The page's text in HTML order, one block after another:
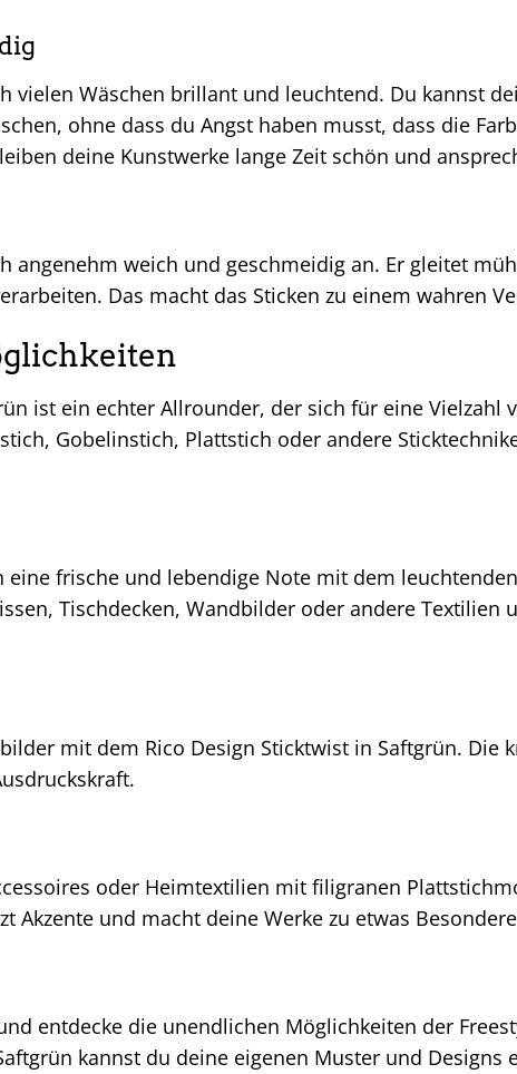
vielen Wäschen brillant und leuchtend. Du kannst
ohne dass du Angst haben musst, dass die
deine Kunstwerke lange Zeit schön und
angenehm weich und geschmeidig an. Er gleitet
Das macht das Sticken zu einem wahren
ist ein echter Allrounder, der sich für eine Vielzahl
Gobelinstich, Plattstich oder andere
frische und lebendige Note mit dem
Tischdecken, Wandbilder oder andere Textilien
mit dem Rico Design Sticktwist in Saftgrün. Die
oder Heimtextilien mit filigranen
Akzente und macht deine Werke zu etwas
entdecke die unendlichen Möglichkeiten der
kannst du deine eigenen Muster und Designs